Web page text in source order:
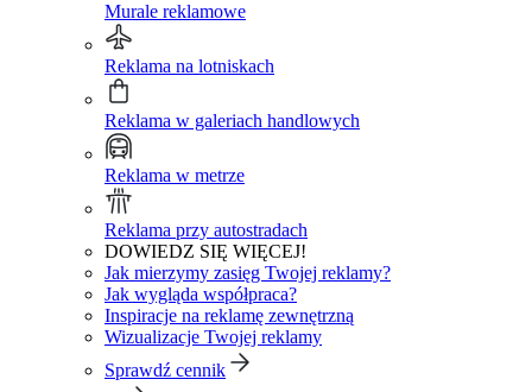
Murale reklamowe
Reklama na lotniskach
Reklama w galeriach handlowych
Reklama w metrze
Reklama przy autostradach
DOWIEDZ SIĘ WIĘCEJ!
Jak mierzymy zasięg Twojej reklamy?
Jak wygląda współpraca?
Inspiracje na reklamę zewnętrzną
Wizualizacje Twojej reklamy
Sprawdź cennik